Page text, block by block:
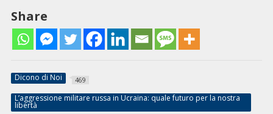
Share
Dicono di Noi 469
L’aggressione militare russa in Ucraina: quale futuro per la nostra
libertà